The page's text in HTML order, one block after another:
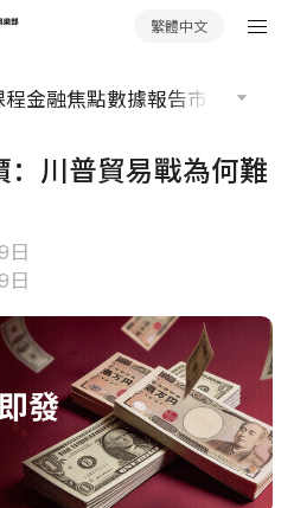
繁體中文
程金融焦點數據報告市場分析
：川普貿易戰為何難
日
日